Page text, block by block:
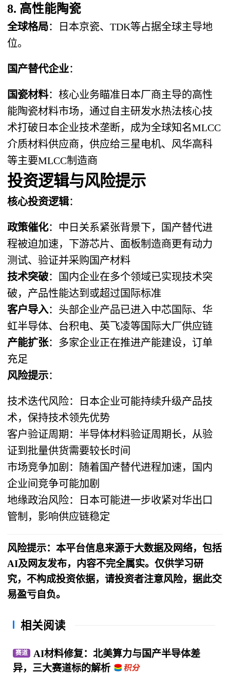
8. 高性能陶瓷
全球格局：日本京瓷、TDK等占据全球主导地
位。
国产替代企业：
国瓷材料：核心业务瞄准日本厂商主导的高性
能陶瓷材料市场，通过自主研发水热法核心技
术打破日本企业技术垄断，成为全球知名MLCC
介质材料供应商，供应给三星电机、风华高科
等主要MLCC制造商
投资逻辑与风险提示
核心投资逻辑：
政策催化：中日关系紧张背景下，国产替代进
程被迫加速，下游芯片、面板制造商更有动力
测试、验证并采购国产材料
技术突破：国内企业在多个领域已实现技术突
破，产品性能达到或超过国际标准
客户导入：头部企业产品已进入中芯国际、华
虹半导体、台积电、英飞凌等国际大厂供应链
产能扩张：多家企业正在推进产能建设，订单
充足
风险提示：
技术迭代风险：日本企业可能持续升级产品技
术，保持技术领先优势
客户验证周期：半导体材料验证周期长，从验
证到批量供货需要较长时间
市场竞争加剧：随着国产替代进程加速，国内
企业间竞争可能加剧
地缘政治风险：日本可能进一步收紧对华出口
管制，影响供应链稳定
风险提示：本平台信息来源于大数据及网络，包括
AI及网友发布，内容不完全属实。仅供学习研
究，不构成投资依据，请投资者注意风险，据此交
易盈亏自负。
相关阅读
赛道
AI材料修复：北美算力与国产半导体差
异，三大赛道标的解析